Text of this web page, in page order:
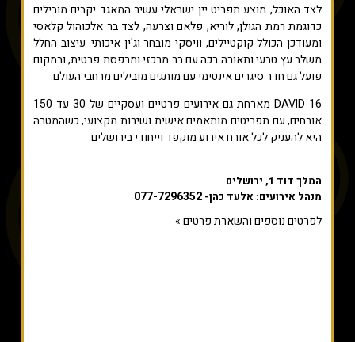
לצד האוכל, מוצע תפריט יין ישראלי עשיר המאגד יקבים מובילים
כדוגמת רמת הגולן, לוריא, פלאם וצרעה, לצד בר אלכוהול קלאסי
ומעודכן הכולל קוקטיילים, וויסקי מובחר וג'ין איכותי. עיצוב החלל
משלב עץ טבעי ותאורה רכה עם בר מרכזי ומרפסת פרטית, ובמקום
פועל גם חדר סיגרים אינטימי עם מותגים מובילים מרחבי העולם.
DAVID 16 מארחת גם אירועים פרטיים ועסקיים של 30 עד 150
אורחים, עם תפריטים מותאמים אישית ושירות מקצועי, כשהמטרה
היא להעניק לכל אורח אירוע מוקפד וייחודי בירושלים.
המלך דוד 1, ירושלים
מנהל אירועים: אלעד כהן- 077-7296352
לפרטים נוספים והשארת פרטים »